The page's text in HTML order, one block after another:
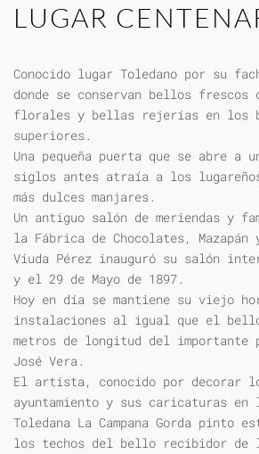
LUGAR
Conocido lugar Toledano por su
donde se conservan bellos frescos
florales y bellas rejerías en los
superiores.
Una pequeña puerta que se abre a
siglos antes atraía a los
más dulces manjares.
Un antiguo salón de meriendas y
la Fábrica de Chocolates, Mazapán
Viuda Pérez inauguró su salón
y el 29 de Mayo de 1897.
Hoy en día se mantiene su viejo
instalaciones al igual que el
metros de longitud del importante
José Vera.
El artista, conocido por decorar
ayuntamiento y sus caricaturas
Toledana La Campana Gorda pinto
los techos del bello recibidor